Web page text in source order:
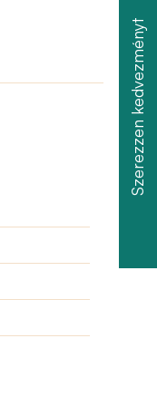
Szerezzen kedvezményt